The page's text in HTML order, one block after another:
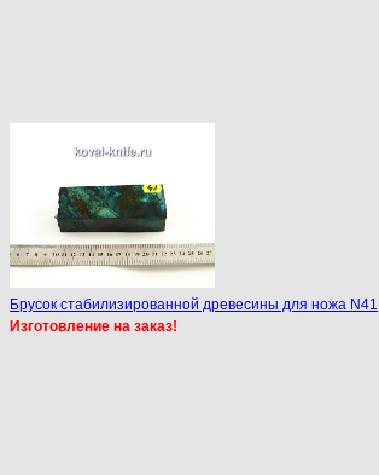
Брусок стабилизированной древесины для ножа N41
Изготовление на заказ!